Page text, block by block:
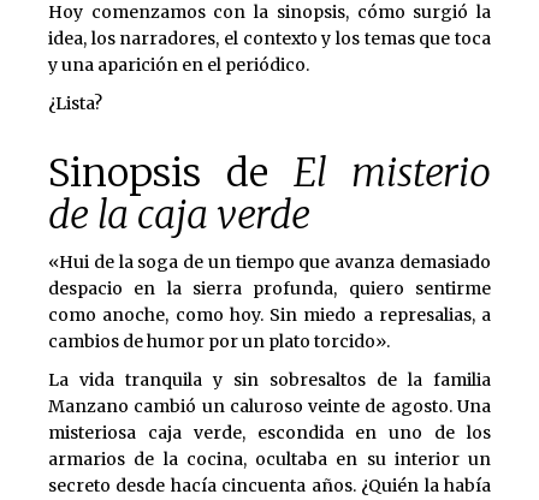
Hoy comenzamos con la sinopsis, cómo surgió la
idea, los narradores, el contexto y los temas que toca
y una aparición en el periódico.
¿Lista?
Sinopsis de El misterio
de la caja verde
«Hui de la soga de un tiempo que avanza demasiado
despacio en la sierra profunda, quiero sentirme
como anoche, como hoy. Sin miedo a represalias, a
cambios de humor por un plato torcido».
La vida tranquila y sin sobresaltos de la familia
Manzano cambió un caluroso veinte de agosto. Una
misteriosa caja verde, escondida en uno de los
armarios de la cocina, ocultaba en su interior un
secreto desde hacía cincuenta años. ¿Quién la había